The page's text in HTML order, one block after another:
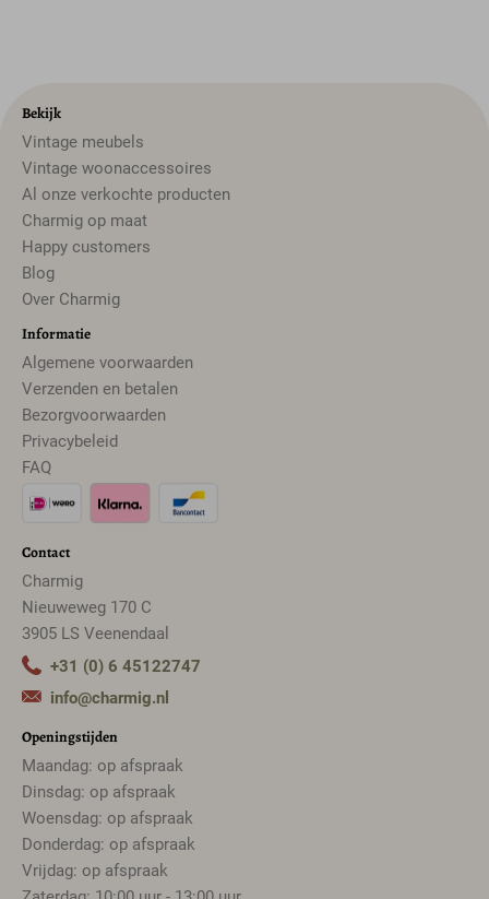
Bekijk
Vintage meubels
Vintage woonaccessoires
Al onze verkochte producten
Charmig op maat
Happy customers
Blog
Over Charmig
Informatie
Algemene voorwaarden
Verzenden en betalen
Bezorgvoorwaarden
Privacybeleid
FAQ
Contact
Charmig
Nieuweweg 170 C
3905 LS Veenendaal
+31 (0) 6 45122747
info@charmig.nl
Openingstijden
Maandag: op afspraak
Dinsdag: op afspraak
Woensdag: op afspraak
Donderdag: op afspraak
Vrijdag: op afspraak